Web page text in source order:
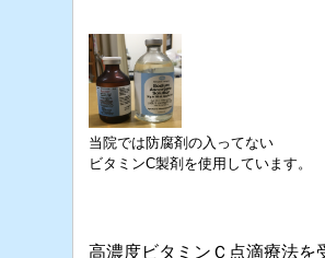
当院では防腐剤の入ってない
ビタミンC製剤を使用しています。
高濃度ビタミンＣ点滴療法を